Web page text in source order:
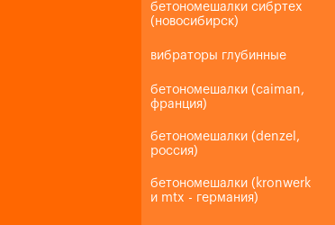
бетономешалки сибртех
(новосибирск)
вибраторы глубинные
бетономешалки (caiman,
франция)
бетономешалки (denzel,
россия)
бетономешалки (kronwerk
и mtx - германия)